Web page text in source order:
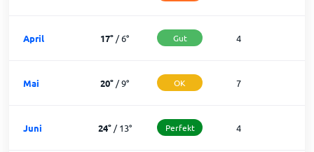
April 17° /6° Gut 4
Mai 20° /9° OK 7
Juni 24°/13° Perfekt 4